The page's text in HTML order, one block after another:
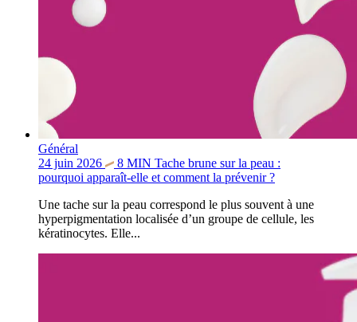
Général
24 juin 2026
8 MIN Tache brune sur la peau :
pourquoi apparaît-elle et comment la prévenir ?
Une tache sur la peau correspond le plus souvent à une
hyperpigmentation localisée d’un groupe de cellule, les
kératinocytes. Elle...